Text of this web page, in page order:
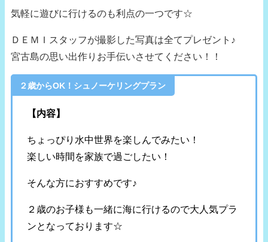
気軽に遊びに行けるのも利点の一つです☆
ＤＥＭＩスタッフが撮影した写真は全てプレゼント♪
宮古島の思い出作りお手伝いさせてください！！
２歳からOK！シュノーケリングプラン
【内容】
ちょっぴり水中世界を楽しんでみたい！
楽しい時間を家族で過ごしたい！
そんな方におすすめです♪
２歳のお子様も一緒に海に行けるので大人気プラ
ンとなっております☆